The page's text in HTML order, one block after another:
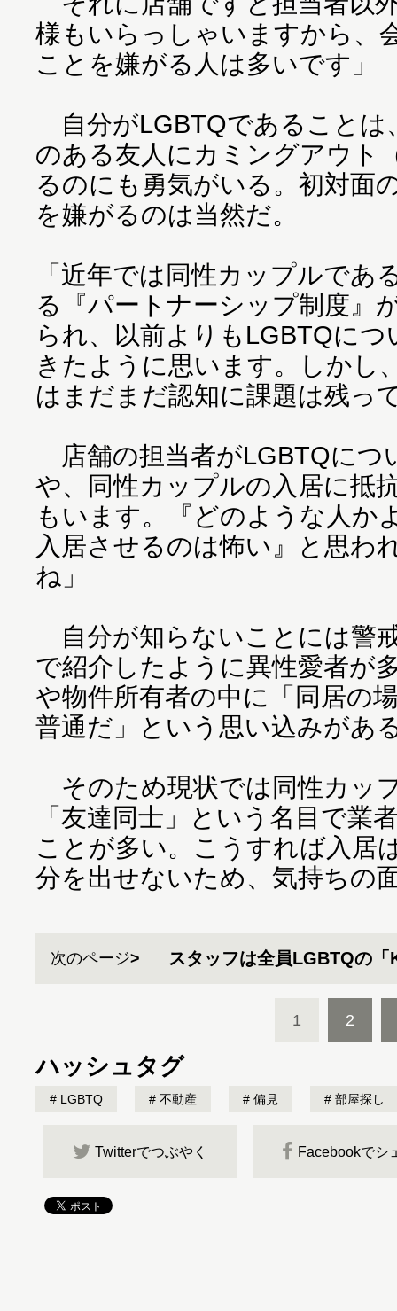
様もいらっしゃいますから、
ことを嫌がる人は多いです」
自分がLGBTQであることは
のある友人にカミングアウト
るのにも勇気がいる。初対面
を嫌がるのは当然だ。
「近年では同性カップルであ
る『パートナーシップ制度』
られ、以前よりもLGBTQに
きたように思います。しかし
はまだまだ認知に課題は残っ
店舗の担当者がLGBTQにつ
や、同性カップルの入居に抵
もいます。『どのような人か
入居させるのは怖い』と思わ
ね」
自分が知らないことには警
で紹介したように異性愛者が
や物件所有者の中に「同居の
普通だ」という思い込みがあ
そのため現状では同性カッ
「友達同士」という名目で業
ことが多い。こうすれば入居
分を出せないため、気持ちの
次のページ スタッフは全員LGBTQの「
1 2
ハッシュタグ
LGBTQ 不動産 偏見 部屋探し
Twitterでつぶやく Facebookでシ